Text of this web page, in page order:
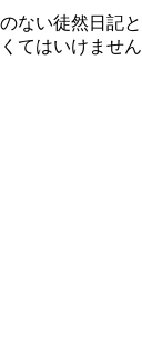
ない徒然日記
てはいけません